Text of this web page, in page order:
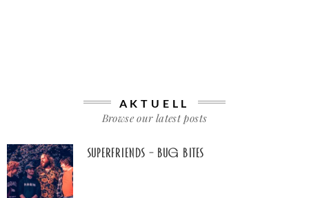
AKTUELL
Browse our latest posts
Superfriends – Bug Bites